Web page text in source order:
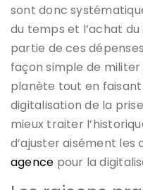
sont donc
du temps et l’achat
partie de ces
façon simple de
planète tout en faisant
digitalisation de la
mieux traiter
d’ajuster aisément les
agence pour la